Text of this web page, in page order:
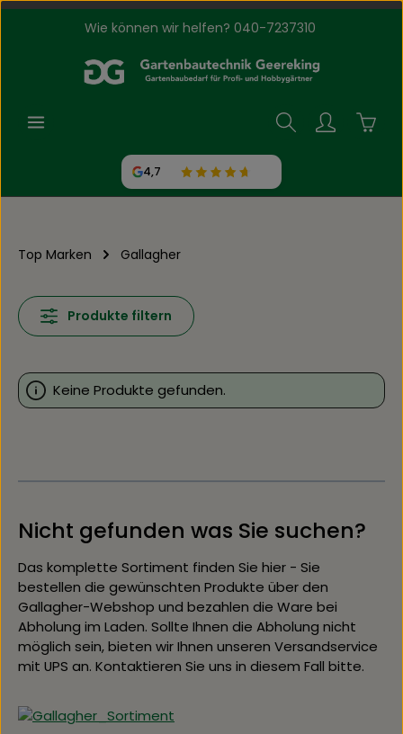
Zum Hauptinhalt springen
Wie können wir helfen? 040-7237310
4,7
Top Marken Gallagher
Produkte filtern
Keine Produkte gefunden.
Nicht gefunden was Sie suchen?
Das komplette Sortiment finden Sie hier - Sie
bestellen die gewünschten Produkte über den
Gallagher-Webshop und bezahlen die Ware bei
Abholung im Laden. Sollte Ihnen die Abholung nicht
möglich sein, bieten wir Ihnen unseren Versandservice
mit UPS an. Kontaktieren Sie uns in diesem Fall bitte.